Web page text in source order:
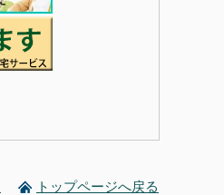
トップページへ戻る